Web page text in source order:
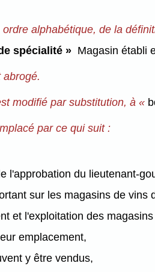
alphabétique, de la
spécialité » Magasin établi
abrogé.
modifié par substitution, à «
par ce qui suit :
l'approbation du lieutenant-
sur les magasins de
et l'exploitation des
emplacement,
y être vendus,